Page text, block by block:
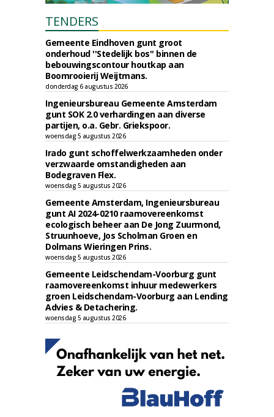
TENDERS
Gemeente Eindhoven gunt groot
onderhoud ''Stedelijk bos'' binnen de
bebouwingscontour houtkap aan
Boomrooierij Weijtmans.
donderdag 6 augustus 2026
Ingenieursbureau Gemeente Amsterdam
gunt SOK 2.0 verhardingen aan diverse
partijen, o.a. Gebr. Griekspoor.
woensdag 5 augustus 2026
Irado gunt schoffelwerkzaamheden onder
verzwaarde omstandigheden aan
Bodegraven Flex.
woensdag 5 augustus 2026
Gemeente Amsterdam, Ingenieursbureau
gunt AI 2024-0210 raamovereenkomst
ecologisch beheer aan De Jong Zuurmond,
Struunhoeve, Jos Scholman Groen en
Dolmans Wieringen Prins.
woensdag 5 augustus 2026
Gemeente Leidschendam-Voorburg gunt
raamovereenkomst inhuur medewerkers
groen Leidschendam-Voorburg aan Lending
Advies & Detachering.
woensdag 5 augustus 2026